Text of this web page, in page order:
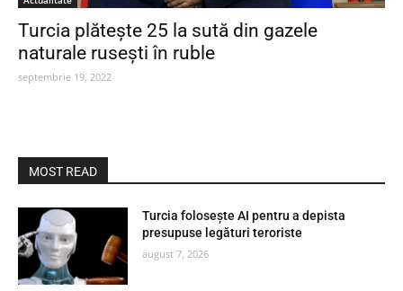
Turcia plătește 25 la sută din gazele
naturale rusești în ruble
septembrie 19, 2022
MOST READ
Turcia folosește AI pentru a depista
presupuse legături teroriste
august 7, 2026